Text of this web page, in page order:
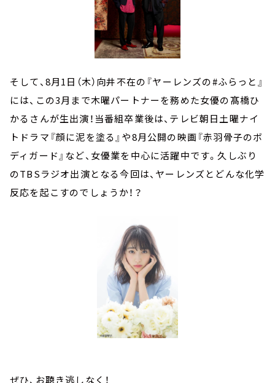
そして、8月1日（木）向井不在の『ヤーレンズの#ふらっと』
には、この3月まで木曜パートナーを務めた女優の髙橋ひ
かるさんが生出演！当番組卒業後は、テレビ朝日土曜ナイ
トドラマ『顔に泥を塗る』や8月公開の映画『赤羽骨子のボ
ディガード』など、女優業を中心に活躍中です。久しぶり
のTBSラジオ出演となる今回は、ヤーレンズとどんな化学
反応を起こすのでしょうか！？
ぜひ、お聴き逃しなく！